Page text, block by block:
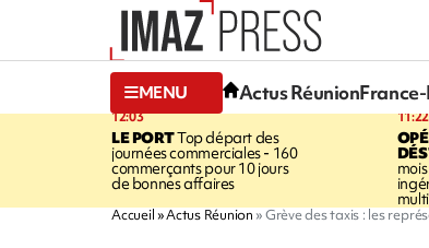
MENU Actus Réunion
12:03
LE PORTTop départ des
journées commerciales - 160
commerçants pour 10 jours
de bonnes affaires
11:22
Accueil Actus Réunion Grève des taxis : les